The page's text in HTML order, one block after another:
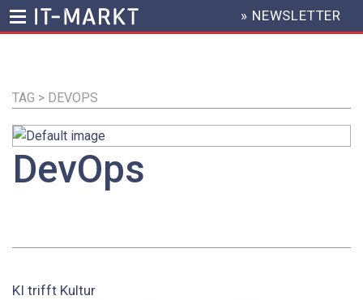
Inhalt
HEADER
MENU
» NEWSLETTER
TAG > DEVOPS
DevOps
KI trifft Kultur